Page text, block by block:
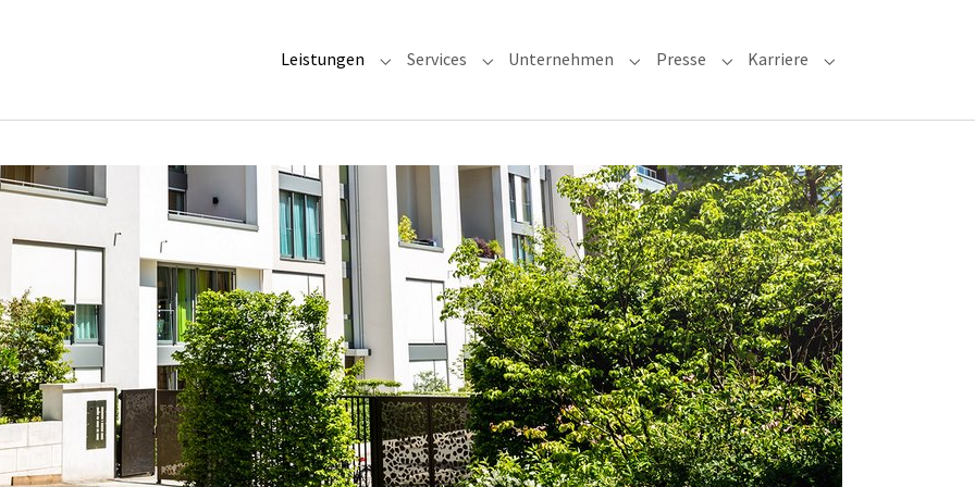
Leistungen Submenu for "Leistungen"
Services Submenu for "Services"
Unternehmen Submenu for "Unternehmen"
Presse Submenu for "Presse"
Karriere Submenu for